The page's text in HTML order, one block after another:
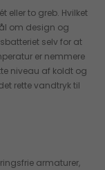
eller to greb. Hvilket
om design og
selv for at
er nemmere
niveau af koldt og
rette vandtryk til
armaturer,